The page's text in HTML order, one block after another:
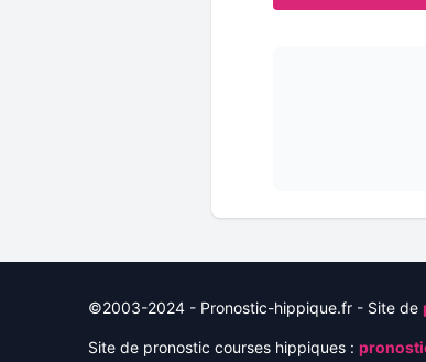
©2003-2024 - Pronostic-hippique.fr - Site de
Site de pronostic courses hippiques :